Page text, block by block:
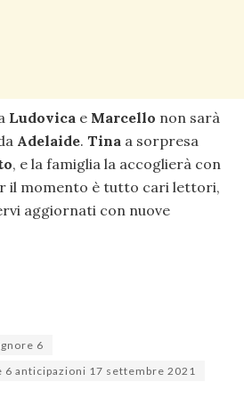
Ludovica e Marcello non sarà
Adelaide. Tina a sorpresa
, e la famiglia la accoglierà con
il momento è tutto cari lettori,
aggiornati con nuove
6
6 anticipazioni 17 settembre 2021